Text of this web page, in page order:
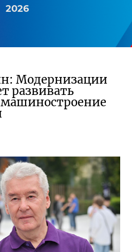
2026
Модернизации
развивать